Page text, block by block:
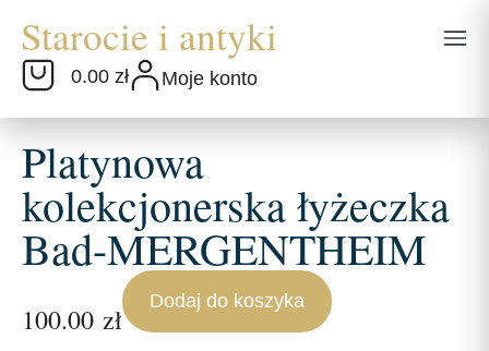
0.00 zł Moje konto
Platynowa
kolekcjonerska łyżeczka
Bad-MERGENTHEIM
100.00 zł
Dodaj do koszyka